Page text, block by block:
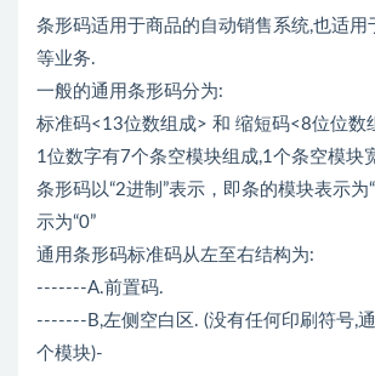
条形码适用于商品的自动销售系统,也适用
等业务.
一般的通用条形码分为:
标准码<13位数组成> 和 缩短码<8位位数
1位数字有7个条空模块组成,1个条空模块
条形码以“2进制”表示，即条的模块表示为
示为“0”
通用条形码标准码从左至右结构为:
-------A.前置码.
-------B,左侧空白区. (没有任何印刷符号,
个模块)-